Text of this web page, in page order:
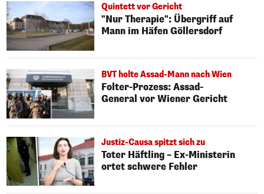
Quintett vor Gericht
"Nur Therapie": Übergriff auf
Mann im Häfen Göllersdorf
BVT holte Assad-Mann nach Wien
Folter-Prozess: Assad-
General vor Wiener Gericht
Justiz-Causa spitzt sich zu
Toter Häftling – Ex-Ministerin
ortet schwere Fehler